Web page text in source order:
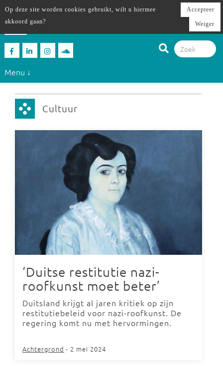
Menu ↓
Cultuur
‘Duitse restitutie nazi-
roofkunst moet beter’
Duitsland krijgt al jaren kritiek op zijn
restitutiebeleid voor nazi-roofkunst. De
regering komt nu met hervormingen.
Achtergrond - 2 mei 2024
Op deze site worden cookies gebruikt, wilt u hiermee
akkoord gaan?
Accepteer
Weiger